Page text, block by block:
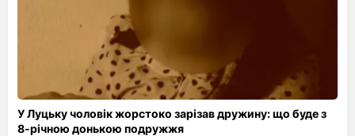
У Луцьку чоловік жорстоко зарізав дружину: що буде з
8-річною донькою подружжя